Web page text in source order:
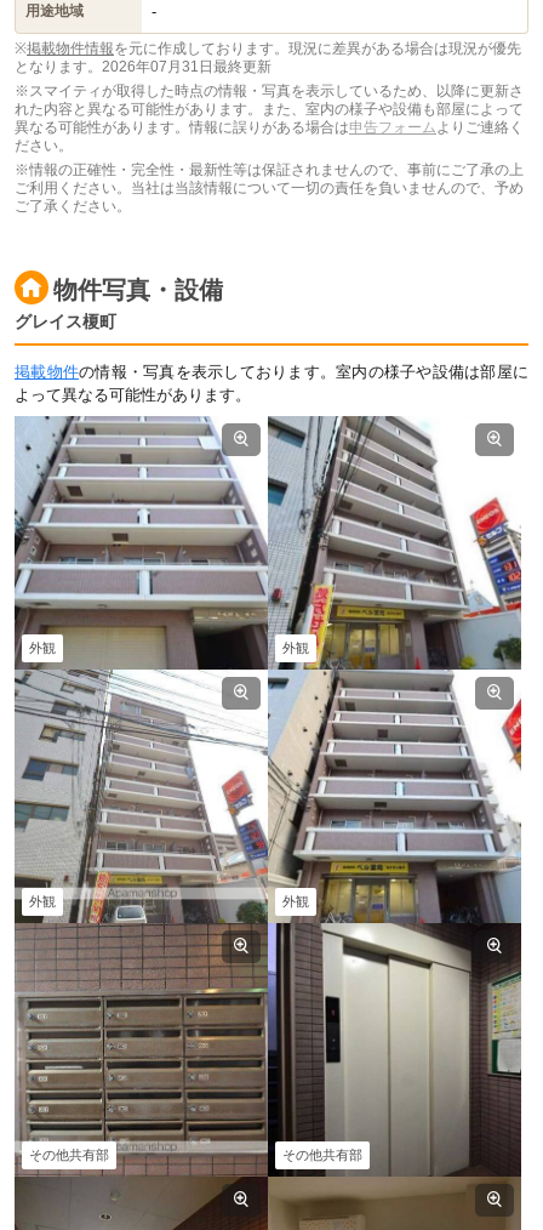
用途地域 -
※掲載物件情報を元に作成しております。現況に差異がある場合は現況が優先
となります。 2026年07月31日最終更新
※スマイティが取得した時点の情報・写真を表示しているため、以降に更新さ
れた内容と異なる可能性があります。また、室内の様子や設備も部屋によって
異なる可能性があります。情報に誤りがある場合は申告フォーム よりご連絡く
ださい。
※情報の正確性・完全性・最新性等は保証されませんので、事前にご了承の上
ご利用ください。当社は当該情報について一切の責任を負いませんので、予め
ご了承ください。
物件写真・設備
グレイス榎町
掲載物件の情報・写真を表示しております。室内の様子や設備は部屋に
よって異なる可能性があります。
外観 外観
外観 外観
その他共有部 その他共有部